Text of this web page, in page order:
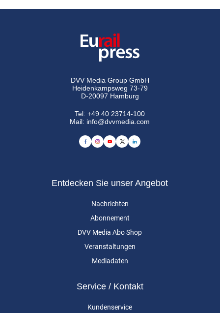
DVV Media Group GmbH
Heidenkampsweg 73-79
D-20097 Hamburg
Tel:+49 40 23714-100
Mail: info@dvvmedia.com
Entdecken Sie unser Angebot
Nachrichten
Abonnement
DVV Media Abo Shop
Veranstaltungen
Mediadaten
Service / Kontakt
Kundenservice